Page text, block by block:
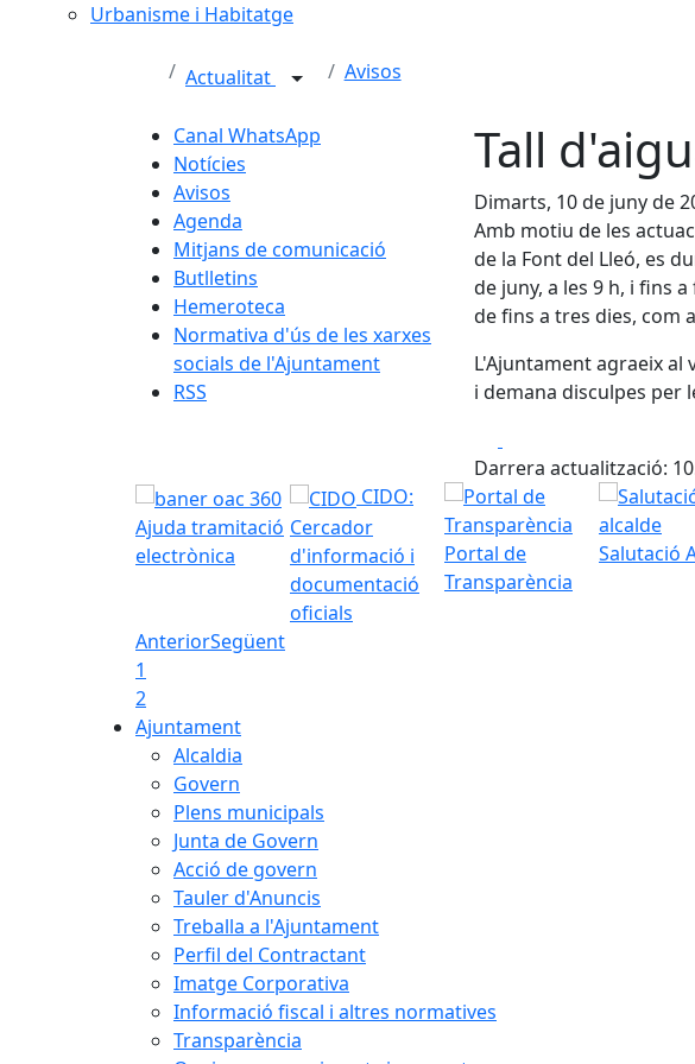
Urbanisme i Habitatge
Actualitat Avisos
Canal WhatsApp
Notícies
Avisos
Agenda
Mitjans de comunicació
Butlletins
Hemeroteca
Normativa d'ús de les xarxes
socials de l'Ajuntament
RSS
Tall
Dimarts, 10 de juny de
Amb motiu de les
de la Font del Lleó, es
de juny, a les 9 h, i fins
de fins a tres dies, com
L'Ajuntament agraeix al
i demana disculpes per
Darrera actualització:
Ajuda tramitació
electrònica
CIDO:
Cercador
d'informació i
documentació
oficials
Portal de
Transparència
Salutació
AnteriorSegüent
1
2
Ajuntament
Alcaldia
Govern
Plens municipals
Junta de Govern
Acció de govern
Tauler d'Anuncis
Treballa a l'Ajuntament
Perfil del Contractant
Imatge Corporativa
Informació fiscal i altres normatives
Transparència